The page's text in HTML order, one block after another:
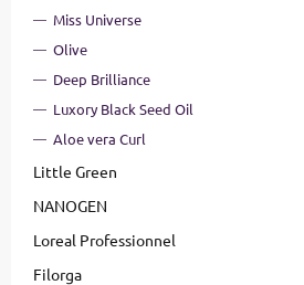
Miss Universe
Olive
Deep Brilliance
Luxory Black Seed Oil
Aloe vera Curl
Little Green
NANOGEN
Loreal Professionnel
Filorga